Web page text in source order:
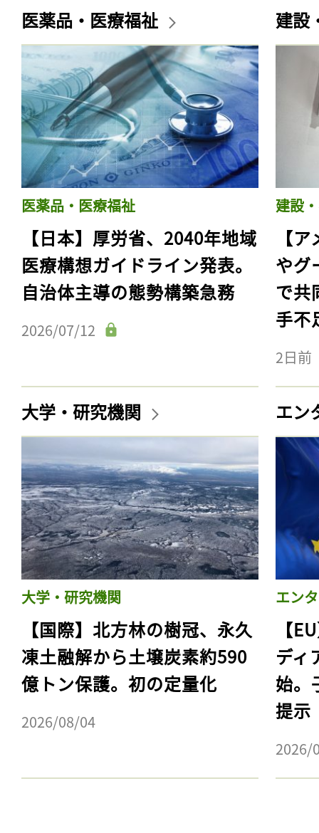
医薬品・医療福祉
医薬品・医療福祉
【日本】厚労省、2040年地域
医療構想ガイドライン発表。
自治体主導の態勢構築急務
2026/07/12
建設
建設
【
やグ
で共
手不
2日前
大学・研究機関
大学・研究機関
【国際】北方林の樹冠、永久
凍土融解から土壌炭素約590
億トン保護。初の定量化
2026/08/04
エン
エン
【
ディ
始。
提示
2026/